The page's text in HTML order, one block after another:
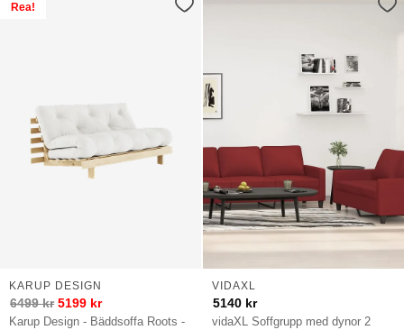
Rea!
Karup Design - Bäddsoffa Roots -
KARUP DESIGN
6499kr 5199 kr
vidaXL Soffgrupp med dynor 2
VIDAXL
5140 kr